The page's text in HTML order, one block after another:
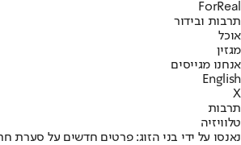
ForReal
תרבות ובידור
אוכל
מגזין
אנחנו מגייסים
English
X
תרבות
טלוויזיה
נאנסו על ידי בני הזוג: פרטים חדשים על סערת